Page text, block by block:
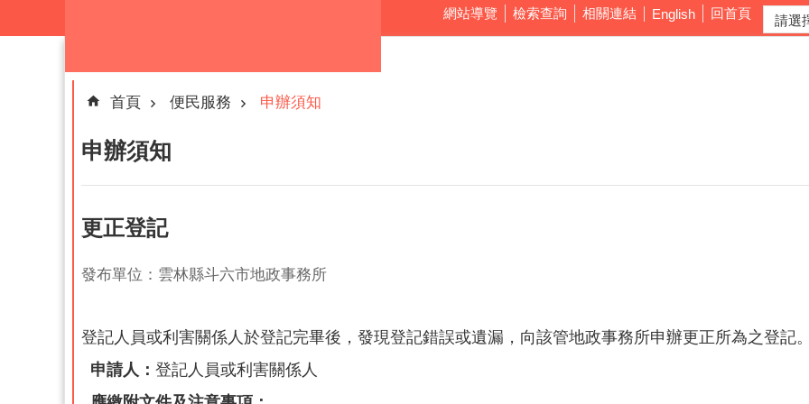
網站導覽 檢索查詢 相關連結 English 回首頁
首頁 便民服務 申辦須知
申辦須知
更正登記
發布單位：雲林縣斗六市地政事務所
登記人員或利害關係人於登記完畢後，發現登記錯誤或遺漏，向該管地政事務所申辦更正所為之登記
申請人： 登記人員或利害關係人